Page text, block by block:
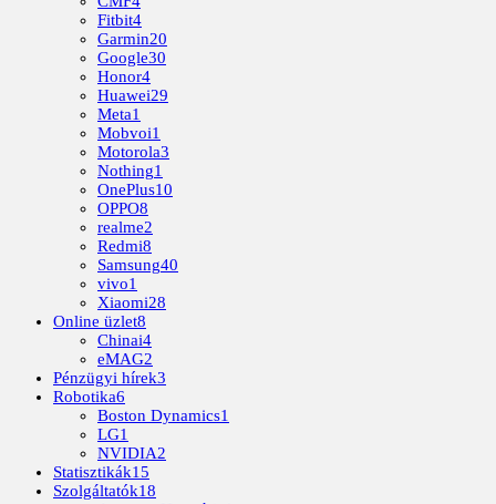
Fitbit4
Garmin20
Google30
Honor4
Huawei29
Meta1
Mobvoi1
Motorola3
Nothing1
OnePlus10
OPPO8
realme2
Redmi8
Samsung40
vivo1
Xiaomi28
Online üzlet8
Chinai4
eMAG2
Pénzügyi hírek3
Robotika6
Boston Dynamics1
LG1
NVIDIA2
Statisztikák15
Szolgáltatók18